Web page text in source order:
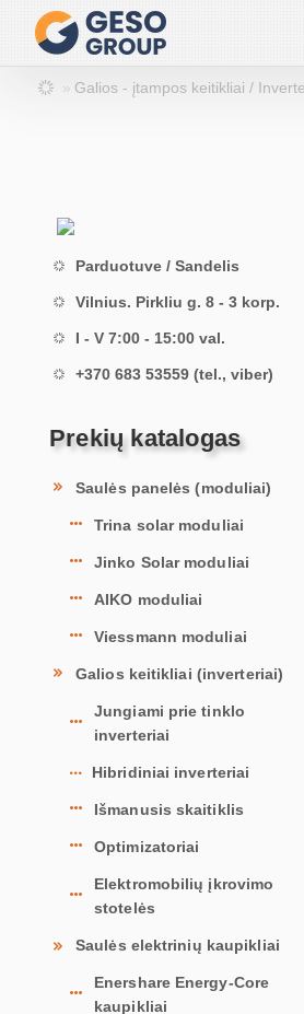
Galios - įtampos keitikliai /
Parduotuve / Sandelis
Vilnius. Pirkliu g. 8 - 3 korp.
I - V 7:00 - 15:00 val.
+370 683 53559 (tel., viber)
Prekių katalogas
Saulės panelės (moduliai)
Trina solar moduliai
Jinko Solar moduliai
AIKO moduliai
Viessmann moduliai
Galios keitikliai (inverteriai)
Jungiami prie tinklo
inverteriai
Hibridiniai inverteriai
Išmanusis skaitiklis
Optimizatoriai
Elektromobilių įkrovimo
stotelės
Saulės elektrinių kaupikliai
Enershare Energy-Core
kaupikliai